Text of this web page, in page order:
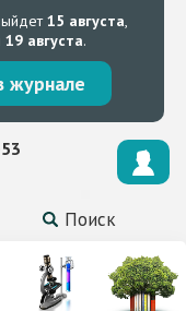
15 августа,
19 августа.
журнале
Поиск